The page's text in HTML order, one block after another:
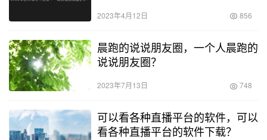
2023年4月12日 856
晨跑的说说朋友圈，一个人晨跑的
说说朋友圈？
2023年7月13日 748
可以看各种直播平台的软件，可以
看各种直播平台的软件下载？